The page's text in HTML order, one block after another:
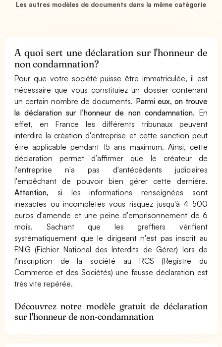
Les autres modèles de documents dans la même catégorie
A quoi sert une déclaration sur l'honneur de
non condamnation?
Pour que votre société puisse être immatriculée, il est
nécessaire que vous constituiez un dossier contenant
un certain nombre de documents. Parmi eux, on trouve
la déclaration sur l’honneur de non condamnation. En
effet, en France les différents tribunaux peuvent
interdire la création d'entreprise et cette sanction peut
être applicable pendant 15 ans maximum. Ainsi, cette
déclaration permet d’affirmer que le créateur de
l'entreprise n'a pas d'antécédents judiciaires
l'empêchant de pouvoir bien gérer cette dernière.
Attention, si les informations renseignées sont
inexactes ou incomplètes vous risquez jusqu'à 4 500
euros d'amende et une peine d'emprisonnement de 6
mois. Sachant que les greffiers vérifient
systématiquement que le dirigeant n'est pas inscrit au
FNIG (Fichier National des Interdits de Gérer) lors de
l'inscription de la société au RCS (Registre du
Commerce et des Sociétés) une fausse déclaration est
très vite repérée.
Découvrez notre modèle gratuit de déclaration
sur l'honneur de non-condamnation